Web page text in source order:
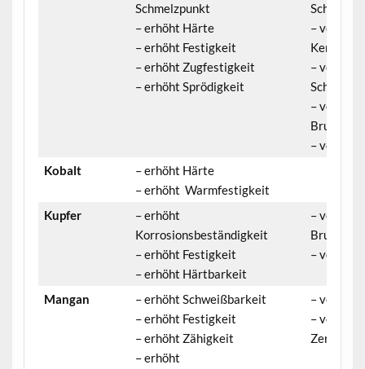
Schmelzpunkt
– erhöht Härte
– erhöht Festigkeit
– erhöht Zugfestigkeit
– erhöht Sprödigkeit
–
–
–
–
Kobalt
– erhöht Härte
– erhöht Warmfestigkeit
Kupfer
– erhöht
Korrosionsbeständigkeit
– erhöht Festigkeit
– erhöht Härtbarkeit
–
–
Mangan
– erhöht Schweißbarkeit
– erhöht Festigkeit
– erhöht Zähigkeit
– erhöht
–
–